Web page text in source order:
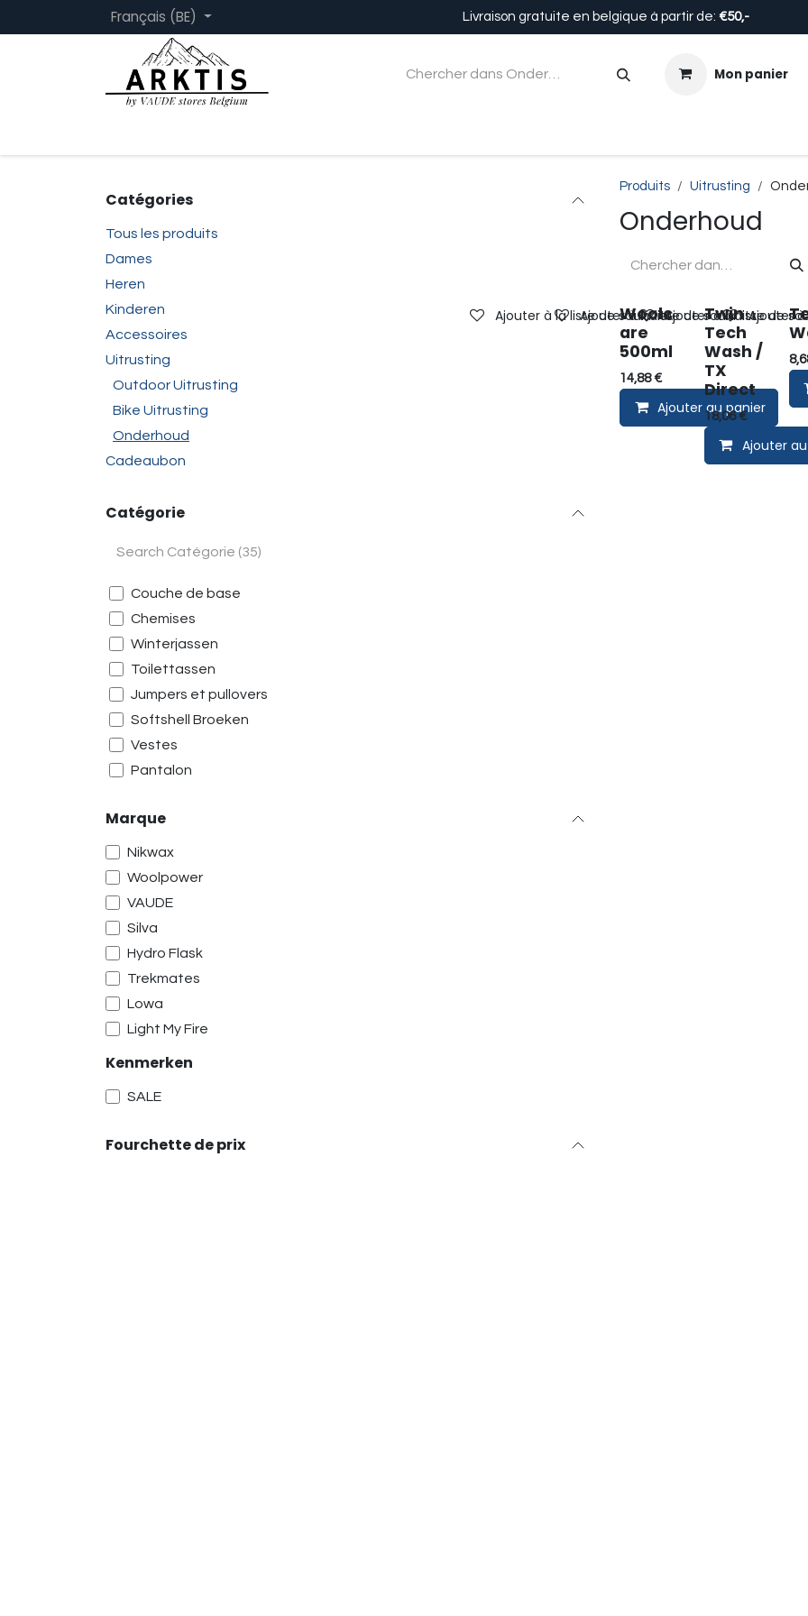
Se rendre au contenuFrançais (BE) Livraison gratuite en belgique à partir de: €50,-
Mon panier
Catégories
Tous les produits
Dames
Heren
Kinderen
Accessoires
Uitrusting
Outdoor Uitrusting
Bike Uitrusting
Onderhoud
Cadeaubon
Catégorie
Couche de base
Chemises
Winterjassen
Toilettassen
Jumpers et pullovers
Softshell Broeken
Vestes
Pantalon
Chapeaux
Foulards et tubes
Gants
Chaussettes
Autres
Maintenance
Sacs à dos de randonnée
Sacs à dos de trekking
Lampes frontales
Shorts
Pantalons de pluie
Marque
Nikwax
Woolpower
VAUDE
Silva
Hydro Flask
Trekmates
Lowa
Light My Fire
Kenmerken
SALE
Fourchette de prix
Produits Uitrusting
Onderhoud
Woolc
are
500ml
14,88€
Ajouter au panier
Ajouter à la liste de souhaits
Twin
Tech
Wash /
TX
Direct
18,06€
Ajouter
Ajouter à la liste de souhaits
Ajouter à la liste de
Ajouter